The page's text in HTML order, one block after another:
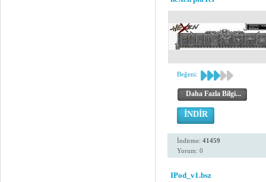
Beğeni:
Daha Fazla Bilgi...
İNDİR
İndirme: 41459
Yorum: 0
IPod_v1.bsz